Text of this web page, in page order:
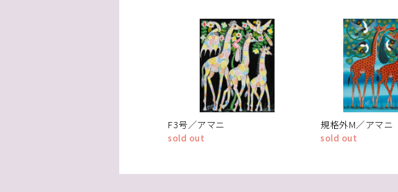
F3号／アマニ
sold out
規格外M／アマニ
sold out